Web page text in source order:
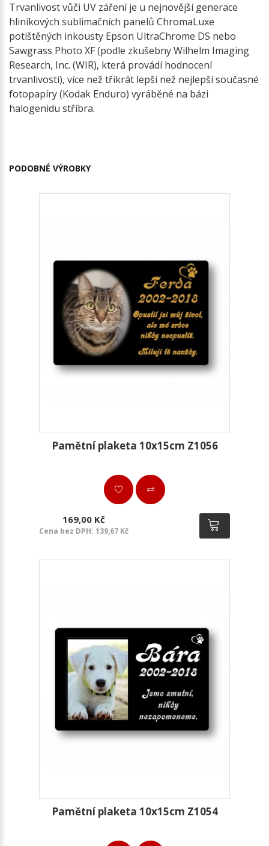
Trvanlivost vůči UV záření je u nejnovější generace
hliníkových sublimačních panelů ChromaLuxe
potištěných inkousty Epson UltraChrome DS nebo
Sawgrass Photo XF (podle zkušebny Wilhelm Imaging
Research, Inc. (WIR), která provádí hodnocení
trvanlivosti), více než třikrát lepší než nejlepší současné
fotopapíry (Kodak Enduro) vyráběné na bázi
halogenidu stříbra.
PODOBNÉ VÝROBKY
Pamětní plaketa 10x15cm Z1056
169,00 Kč
Cena bez DPH: 139,67 Kč
Pamětní plaketa 10x15cm Z1054